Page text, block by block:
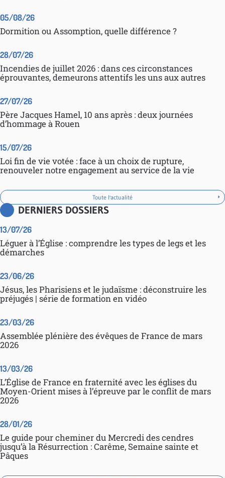
05/08/26
Dormition ou Assomption, quelle différence ?
28/07/26
Incendies de juillet 2026 : dans ces circonstances
éprouvantes, demeurons attentifs les uns aux autres
27/07/26
Père Jacques Hamel, 10 ans après : deux journées
d’hommage à Rouen
15/07/26
Loi fin de vie votée : face à un choix de rupture,
renouveler notre engagement au service de la vie
Toute l'actualité
DERNIERS DOSSIERS
13/07/26
Léguer à l’Église : comprendre les types de legs et les
démarches
23/06/26
Jésus, les Pharisiens et le judaïsme : déconstruire les
préjugés | série de formation en vidéo
23/03/26
Assemblée plénière des évêques de France de mars
2026
13/03/26
L’Église de France en fraternité avec les églises du
Moyen-Orient mises à l’épreuve par le conflit de mars
2026
28/01/26
Le guide pour cheminer du Mercredi des cendres
jusqu’à la Résurrection : Carême, Semaine sainte et
Pâques